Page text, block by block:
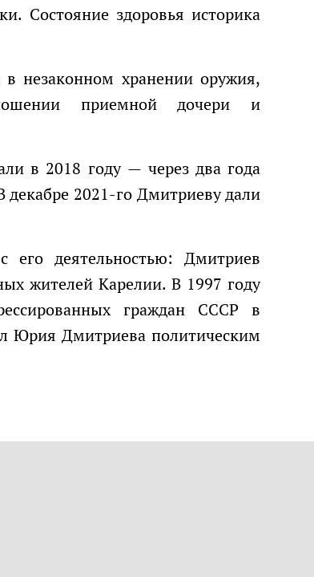
Состояние здоровья историка
приемной дочери и
2021-го Дмитриеву дали
жителей Карелии. В 1997 году
граждан СССР в
Юрия Дмитриева политическим